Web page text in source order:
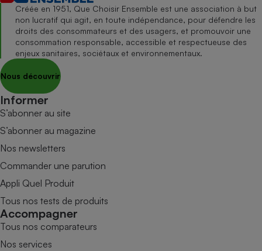
Créée en 1951, Que Choisir Ensemble est une association à but
non lucratif qui agit, en toute indépendance, pour défendre les
droits des consommateurs et des usagers, et promouvoir une
consommation responsable, accessible et respectueuse des
enjeux sanitaires, sociétaux et environnementaux.
Nous découvrir
Informer
S’abonner au site
S’abonner au magazine
Nos newsletters
Commander une parution
Appli Quel Produit
Tous nos tests de produits
Accompagner
Tous nos comparateurs
Nos services